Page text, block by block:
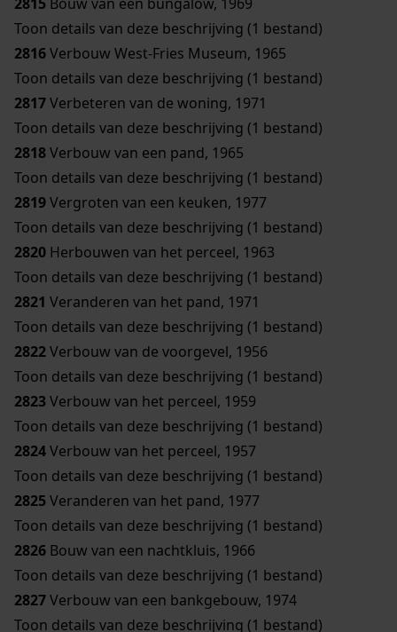
Toon details van deze beschrijving (1 bestand)
2816Verbouw West-Fries Museum, 1965
Toon details van deze beschrijving (1 bestand)
2817Verbeteren van de woning, 1971
Toon details van deze beschrijving (1 bestand)
2818Verbouw van een pand, 1965
Toon details van deze beschrijving (1 bestand)
2819Vergroten van een keuken, 1977
Toon details van deze beschrijving (1 bestand)
2820 Herbouwen van het perceel, 1963
Toon details van deze beschrijving (1 bestand)
2821 Veranderen van het pand, 1971
Toon details van deze beschrijving (1 bestand)
2822Verbouw van de voorgevel, 1956
Toon details van deze beschrijving (1 bestand)
2823Verbouw van het perceel, 1959
Toon details van deze beschrijving (1 bestand)
2824Verbouw van het perceel, 1957
Toon details van deze beschrijving (1 bestand)
2825Veranderen van het pand, 1977
Toon details van deze beschrijving (1 bestand)
2826 Bouw van een nachtkluis, 1966
Toon details van deze beschrijving (1 bestand)
2827Verbouw van een bankgebouw, 1974
Toon details van deze beschrijving (1 bestand)